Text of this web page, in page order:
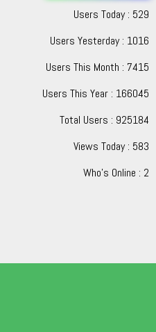
Users Today : 529
Users Yesterday : 1016
Users This Month : 7415
Users This Year : 166045
Total Users : 925184
Views Today : 583
Who's Online : 2